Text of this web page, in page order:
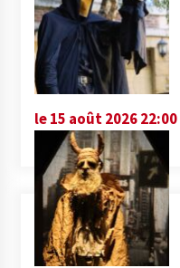
le 15 août 2026 22:00